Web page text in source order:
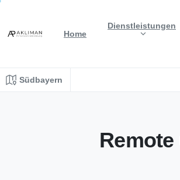
Home
Dienstleistungen
Südbayern
Remote